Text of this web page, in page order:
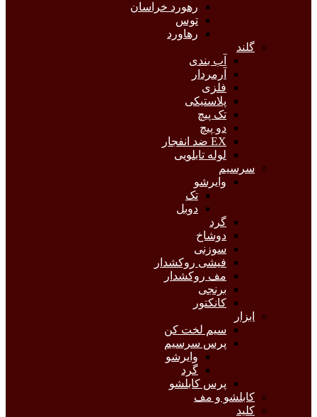
رهورد خراسان
توس
رهاورد
گلند
آب بندی
آرمردار
فلزی
پلاستیکی
تک پیچ
دو پیچ
EX ضد انفجار
لوله تابلویی
سرسیم
وایرشو
تک
دوبل
گرد
دوشاخ
سوزنی
فیشی روکشدار
مف روکشدار
برنجی
کانکتور
ابزار
سیم لخت کن
پرس سرسیم
وایرشو
گرد
پرس کابلشو
کابلشو و مف
کلید